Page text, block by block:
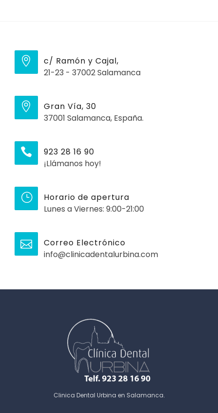
c/ Ramón y Cajal,
21-23 - 37002 Salamanca
Gran Vía, 30
37001 Salamanca, España.
923 28 16 90
¡Llámanos hoy!
Horario de apertura
Lunes a Viernes: 9:00-21:00
Correo Electrónico
info@clinicadentalurbina.com
Clinica Dental Urbina en Salamanca.